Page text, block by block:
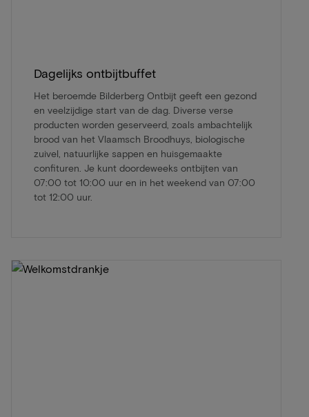
Dagelijks ontbijtbuffet
Het beroemde Bilderberg Ontbijt geeft een gezond
en veelzijdige start van de dag. Diverse verse
producten worden geserveerd, zoals ambachtelijk
brood van het Vlaamsch Broodhuys, biologische
zuivel, natuurlijke sappen en huisgemaakte
confituren. Je kunt doordeweeks ontbijten van
07:00 tot 10:00 uur en in het weekend van 07:00
tot 12:00 uur.